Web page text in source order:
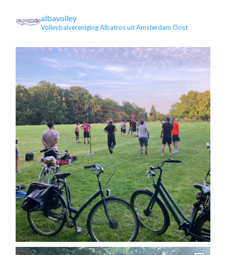
albavolley
Volleybalvereniging Albatros uit Amsterdam Oost